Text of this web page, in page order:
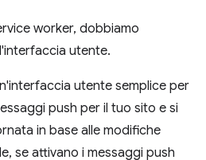
worker, dobbiamo
utente.
utente semplice per
push per il tuo sito e si
in base alle modifiche
se attivano i messaggi push